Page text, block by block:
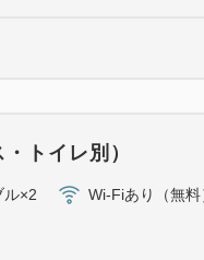
崎大師までの交通費
トイレ別）
ル×2 Wi-Fiあり（無料